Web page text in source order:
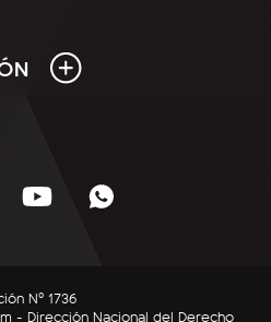
Nº 1736
- Dirección Nacional del Derecho